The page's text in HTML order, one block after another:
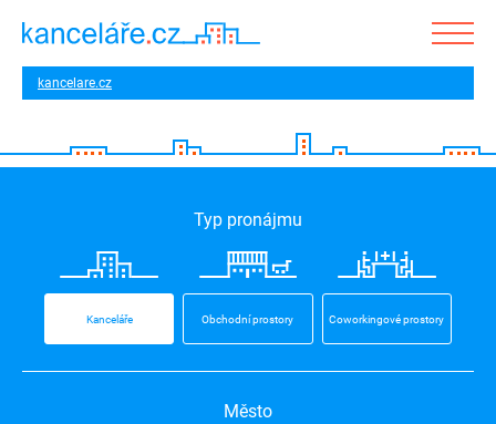
kancelare.cz
Typ pronájmu
Kanceláře Obchodní prostory Coworkingové prostory
Město